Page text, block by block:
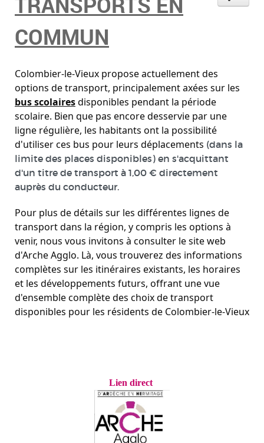
COMMUN
Colombier-le-Vieux propose actuellement des
options de transport, principalement axées sur les
bus scolairesdisponibles pendant la période
scolaire. Bien que pas encore desservie par une
ligne régulière, les habitants ont la possibilité
d'utiliser ces bus pour leurs déplacements (dans la
limite des places disponibles) en s'acquittant
d'un titre de transport à 1,00 € directement
auprès du conducteur.
Pour plus de détails sur les différentes lignes de
transport dans la région, y compris les options à
venir, nous vous invitons à consulter le site web
d'Arche Agglo. Là, vous trouverez des informations
complètes sur les itinéraires existants, les horaires
et les développements futurs, offrant une vue
d'ensemble complète des choix de transport
disponibles pour les résidents de Colombier-le-Vieux
Lien direct